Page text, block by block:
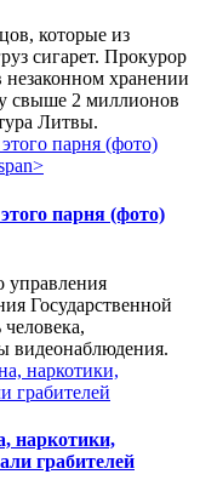
которые из
сигарет. Прокурор
хранении
свыше 2 миллионов
Литвы.
парня (фото)
управления
Государственной
видеонаблюдения.
наркотики,
грабителей